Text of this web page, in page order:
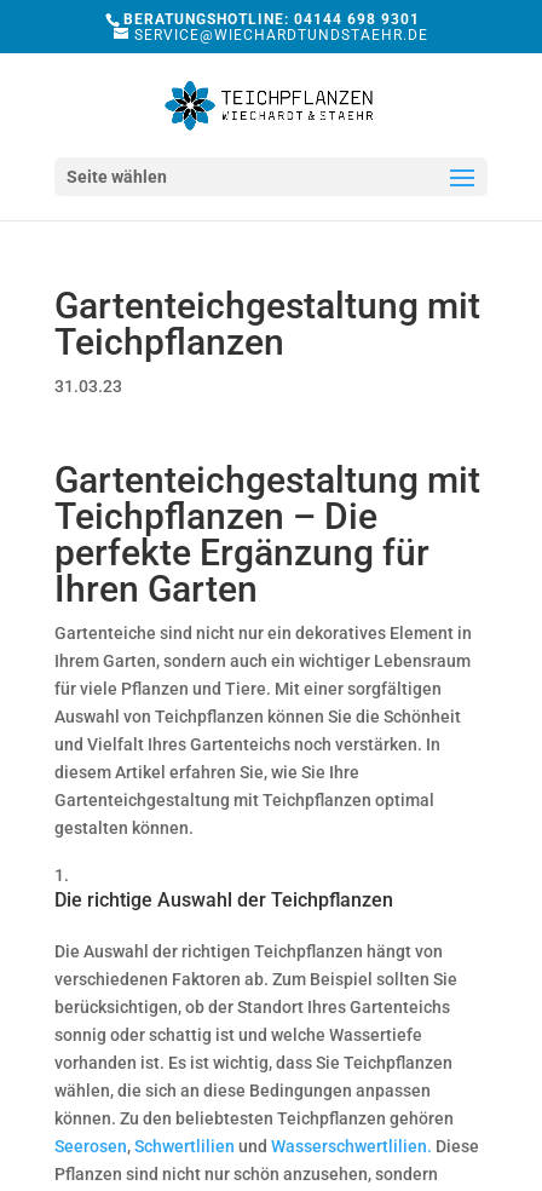
BERATUNGSHOTLINE: 04144 698 9301
SERVICE@WIECHARDTUNDSTAEHR.DE
Seite wählen
Gartenteichgestaltung mit
Teichpflanzen
31.03.23
Gartenteichgestaltung mit
Teichpflanzen – Die
perfekte Ergänzung für
Ihren Garten
Gartenteiche sind nicht nur ein dekoratives Element in
Ihrem Garten, sondern auch ein wichtiger Lebensraum
für viele Pflanzen und Tiere. Mit einer sorgfältigen
Auswahl von Teichpflanzen können Sie die Schönheit
und Vielfalt Ihres Gartenteichs noch verstärken. In
diesem Artikel erfahren Sie, wie Sie Ihre
Gartenteichgestaltung mit Teichpflanzen optimal
gestalten können.
Die richtige Auswahl der Teichpflanzen
Die Auswahl der richtigen Teichpflanzen hängt von
verschiedenen Faktoren ab. Zum Beispiel sollten Sie
berücksichtigen, ob der Standort Ihres Gartenteichs
sonnig oder schattig ist und welche Wassertiefe
vorhanden ist. Es ist wichtig, dass Sie Teichpflanzen
wählen, die sich an diese Bedingungen anpassen
können. Zu den beliebtesten Teichpflanzen gehören
Seerosen,Schwertlilien und Wasserschwertlilien. Diese
Pflanzen sind nicht nur schön anzusehen, sondern